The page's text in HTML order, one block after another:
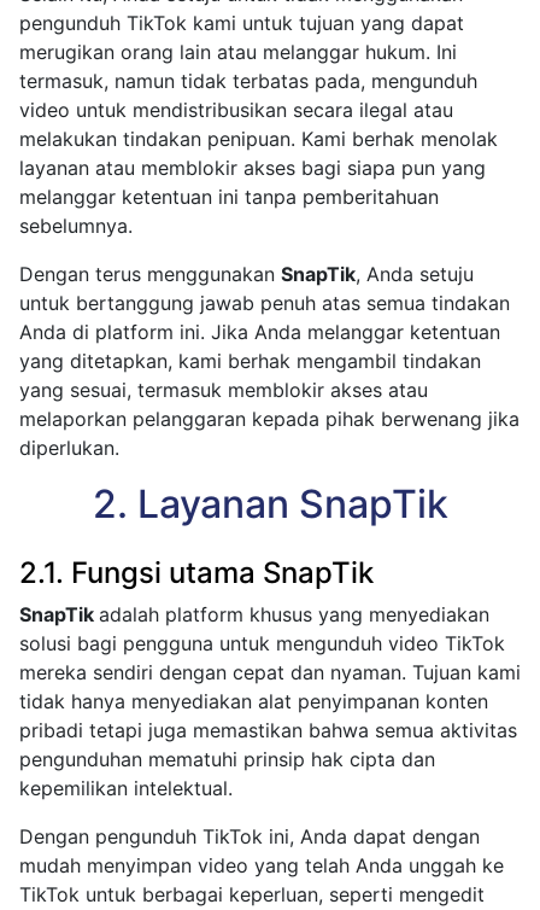
pengunduh TikTok kami untuk tujuan yang dapat
merugikan orang lain atau melanggar hukum. Ini
termasuk, namun tidak terbatas pada, mengunduh
video untuk mendistribusikan secara ilegal atau
melakukan tindakan penipuan. Kami berhak menolak
layanan atau memblokir akses bagi siapa pun yang
melanggar ketentuan ini tanpa pemberitahuan
sebelumnya.
Dengan terus menggunakan SnapTik, Anda setuju
untuk bertanggung jawab penuh atas semua tindakan
Anda di platform ini. Jika Anda melanggar ketentuan
yang ditetapkan, kami berhak mengambil tindakan
yang sesuai, termasuk memblokir akses atau
melaporkan pelanggaran kepada pihak berwenang jika
diperlukan.
2. Layanan SnapTik
2.1. Fungsi utama SnapTik
SnapTik adalah platform khusus yang menyediakan
solusi bagi pengguna untuk mengunduh video TikTok
mereka sendiri dengan cepat dan nyaman. Tujuan kami
tidak hanya menyediakan alat penyimpanan konten
pribadi tetapi juga memastikan bahwa semua aktivitas
pengunduhan mematuhi prinsip hak cipta dan
kepemilikan intelektual.
Dengan pengunduh TikTok ini, Anda dapat dengan
mudah menyimpan video yang telah Anda unggah ke
TikTok untuk berbagai keperluan, seperti mengedit